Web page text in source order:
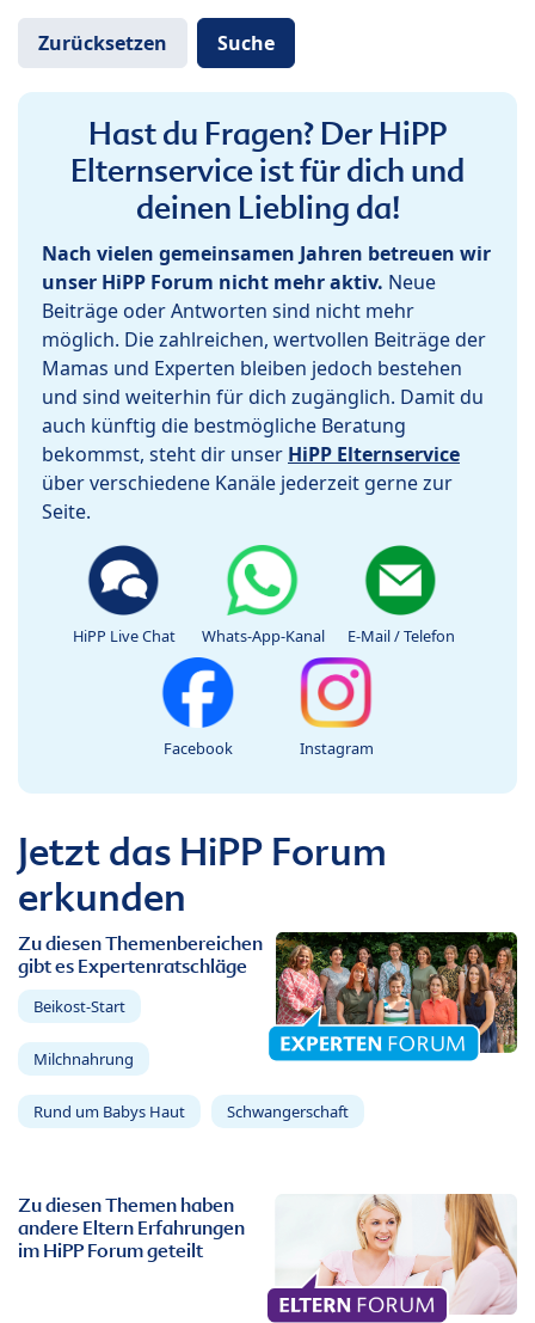
Hast du Fragen? Der HiPP
Elternservice ist für dich und
deinen Liebling da!
Nach vielen gemeinsamen Jahren betreuen wir
unser HiPP Forum nicht mehr aktiv. Neue
Beiträge oder Antworten sind nicht mehr
möglich. Die zahlreichen, wertvollen Beiträge der
Mamas und Experten bleiben jedoch bestehen
und sind weiterhin für dich zugänglich. Damit du
auch künftig die bestmögliche Beratung
bekommst, steht dir unser HiPP Elternservice
über verschiedene Kanäle jederzeit gerne zur
Seite.
HiPP Live Chat Whats-App-Kanal E-Mail / Telefon
Facebook Instagram
Jetzt das HiPP Forum
erkunden
Zu diesen Themenbereichen
gibt es Expertenratschläge
Beikost-Start
Milchnahrung
Rund um Babys Haut Schwangerschaft
Zu diesen Themen haben
andere Eltern Erfahrungen
im HiPP Forum geteilt